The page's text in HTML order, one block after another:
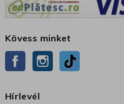
Kövess minket
Facebook Instagram
Hírlevél